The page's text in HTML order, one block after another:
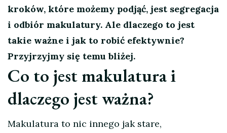
kroków, które możemy podjąć, jest segregacja
i odbiór makulatury. Ale dlaczego to jest
takie ważne i jak to robić efektywnie?
Przyjrzyjmy się temu bliżej.
Co to jest makulatura i
dlaczego jest ważna?
Makulatura to nic innego jak stare,